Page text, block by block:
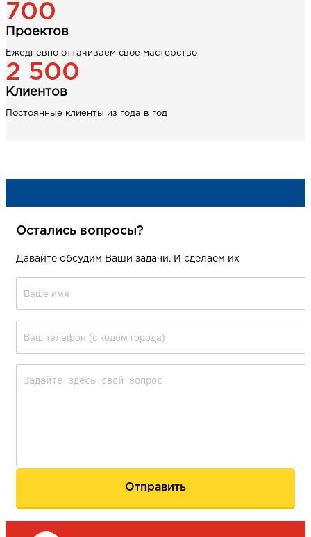
700
Проектов
Ежедневно оттачиваем свое мастерство
2 500
Клиентов
Постоянные клиенты из года в год
Остались вопросы?
Давайте обсудим Ваши задачи. И сделаем их